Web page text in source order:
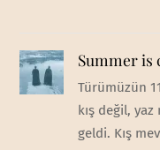
Summer is
Türümüzün
kış değil,
geldi. Kış